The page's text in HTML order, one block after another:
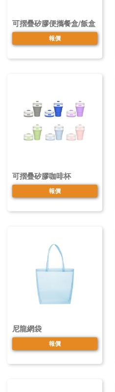
可摺疊矽膠便攜餐盒/飯盒
報價
可摺疊矽膠咖啡杯
報價
尼龍網袋
報價